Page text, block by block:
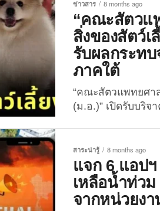
ด้วยได้ และด้วยคว
นาน คุณลุงถึงกับร้
จากกันโดยไม่รู้ว่
นั้นไม่นาน เมื่อวา
“TikTok” ชื่อว่า
เป็นบัญชีของ “ลูก
รัล...
ข่าวสาร 8 months ago
“คณะสัตวแ
สิ่งของสัตว์เ
รับผลกระท
ภาคใต้
“คณะสัตวแพทยศา
(ม.อ.)” เปิดรับบริจ
ดูแลสัตว์ขั้นพื้นฐา
พฤศจิกายน 2568
ออกประกาศด่วนผ่
ประชาชนร่วมบริจา
ช่วยเหลือสัตว์ที่ได้
สาระน่ารู้ 8 months ago
แจก 6 แอป
เหลือน้ำท่วม
จากหน่วยงา